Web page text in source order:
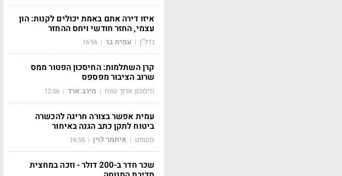
איזו דירה אתם באמת יכולים לקנות: הון
עצמי, החזר חודשי ויחס ההחזר
נדל"ן | עמית בר |
16:56
קרן השתלמות: החיסכון הפטור ממס
שרוב הציבור מפספס
חיסכון ארוך טווח | מירב ארד |
12:56
עמית אפשר בצורה חריגה להכשרה
ביטוח לתקן כתב הגנה באיחור
משפט | איתמר לוין |
16:55
שכר חדר ב-200 דולר - וזכה במחצית